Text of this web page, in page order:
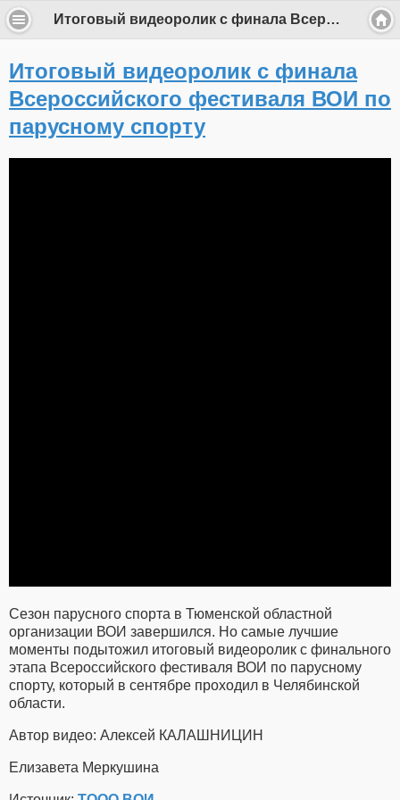
Итоговый видеоролик с финала Всероссийского фестиваля ВОИ по парусному спорту
Итоговый видеоролик с финала
Всероссийского фестиваля ВОИ по
парусному спорту
Сезон парусного спорта в Тюменской областной
организации ВОИ завершился. Но самые лучшие
моменты подытожил итоговый видеоролик с финального
этапа Всероссийского фестиваля ВОИ по парусному
спорту, который в сентябре проходил в Челябинской
области.
Автор видео: Алексей КАЛАШНИЦИН
Елизавета Меркушина